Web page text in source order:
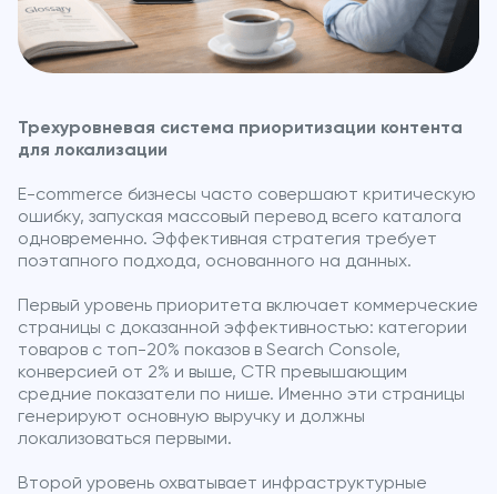
Трехуровневая система приоритизации контента
для локализации
E-commerce бизнесы часто совершают критическую
ошибку, запуская массовый перевод всего каталога
одновременно. Эффективная стратегия требует
поэтапного подхода, основанного на данных.
Первый уровень приоритета включает коммерческие
страницы с доказанной эффективностью: категории
товаров с топ-20% показов в Search Console,
конверсией от 2% и выше, CTR превышающим
средние показатели по нише. Именно эти страницы
генерируют основную выручку и должны
локализоваться первыми.
Второй уровень охватывает инфраструктурные